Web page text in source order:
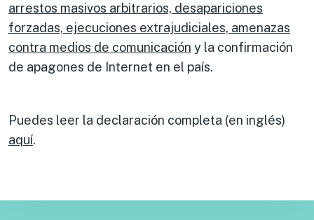
arrestos masivos arbitrarios, desapariciones
forzadas, ejecuciones extrajudiciales, amenazas
contra medios de comunicación y la confirmación
de apagones de Internet en el país.
Puedes leer la declaración completa (en inglés)
aquí.